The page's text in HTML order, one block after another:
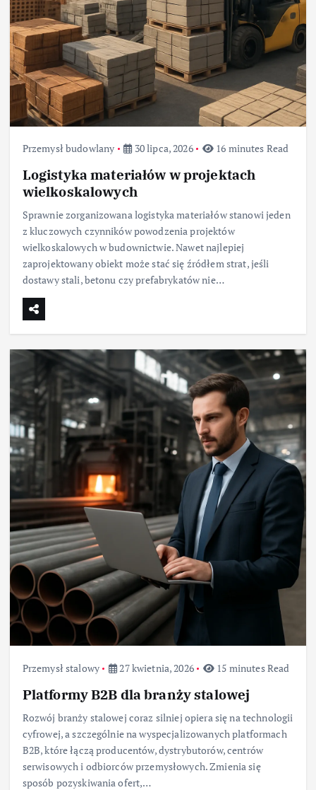
Przemysł budowlany 30 lipca, 2026 16 minutes Read
Logistyka materiałów w projektach
wielkoskalowych
Sprawnie zorganizowana logistyka materiałów stanowi jeden
z kluczowych czynników powodzenia projektów
wielkoskalowych w budownictwie. Nawet najlepiej
zaprojektowany obiekt może stać się źródłem strat, jeśli
dostawy stali, betonu czy prefabrykatów nie…
Przemysł stalowy 27 kwietnia, 2026 15 minutes Read
Platformy B2B dla branży stalowej
Rozwój branży stalowej coraz silniej opiera się na technologii
cyfrowej, a szczególnie na wyspecjalizowanych platformach
B2B, które łączą producentów, dystrybutorów, centrów
serwisowych i odbiorców przemysłowych. Zmienia się
sposób pozyskiwania ofert,…